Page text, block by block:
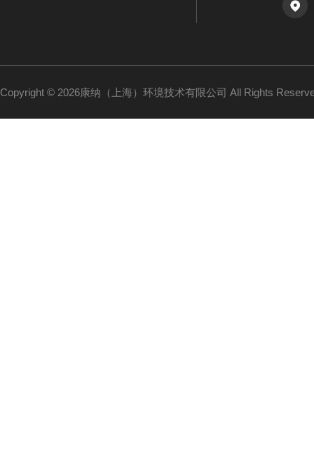
Copyright © 2026康纳（上海）环境技术有限公司 All Rights